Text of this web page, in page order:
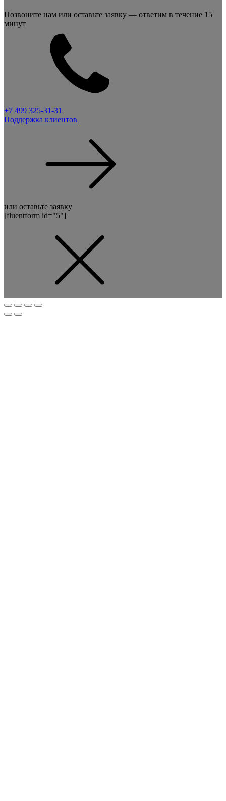
Позвоните нам или оставьте заявку — ответим в течение 15
минут
+7 499 325-31-31
Поддержка клиентов
или оставьте заявку
[fluentform id="5"]